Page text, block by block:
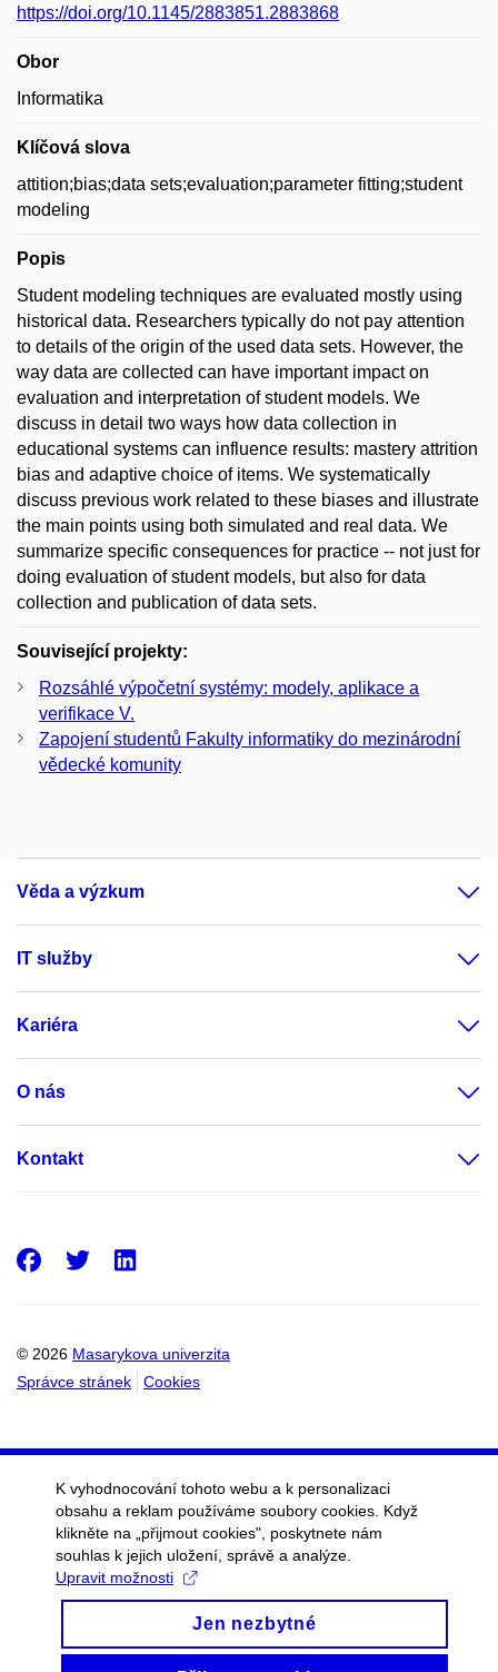
https://doi.org/10.1145/2883851.2883868
Obor
Informatika
Klíčová slova
attition;bias;data sets;evaluation;parameter fitting;student
modeling
Popis
Student modeling techniques are evaluated mostly using
historical data. Researchers typically do not pay attention
to details of the origin of the used data sets. However, the
way data are collected can have important impact on
evaluation and interpretation of student models. We
discuss in detail two ways how data collection in
educational systems can influence results: mastery attrition
bias and adaptive choice of items. We systematically
discuss previous work related to these biases and illustrate
the main points using both simulated and real data. We
summarize specific consequences for practice -- not just for
doing evaluation of student models, but also for data
collection and publication of data sets.
Související projekty:
Rozsáhlé výpočetní systémy: modely, aplikace a
verifikace V.
Zapojení studentů Fakulty informatiky do mezinárodní
vědecké komunity
Věda a výzkum
IT služby
Kariéra
O nás
Kontakt
© 2026 Masarykova univerzita
Správce stránek
Cookies
Facebook
Twitter
K vyhodnocování tohoto webu a k personalizaci
obsahu a reklam používáme soubory cookies. Když
klikněte na „přijmout cookies", poskytnete nám
souhlas k jejich uložení, správě a analýze.
Upravit možnosti
Jen nezbytné